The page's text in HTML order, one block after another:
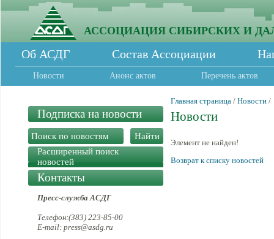
АССОЦИАЦИЯ СИБИРСКИХ И
Об АСДГ Состав Ассоциации
Новости Анонс актов Перечень актов
Подписка на новости
Расширенный поиск
новостей
Контакты
Пресс-служба АСДГ
Телефон:(383) 223-85-00
E-mail: press@asdg.ru
Главная страница / Новости /
Новости
Элемент не найден!
Возврат к списку новостей